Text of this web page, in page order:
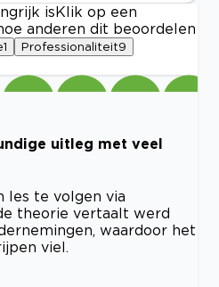
is Klik op een
anderen dit beoordelen
1 Professionaliteit9
uitleg met veel
les te volgen via
theorie vertaalt werd
waardoor het
viel.